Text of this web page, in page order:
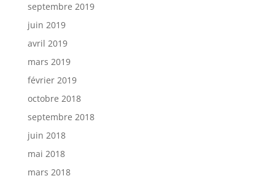
septembre 2019
juin 2019
avril 2019
mars 2019
février 2019
octobre 2018
septembre 2018
juin 2018
mai 2018
mars 2018